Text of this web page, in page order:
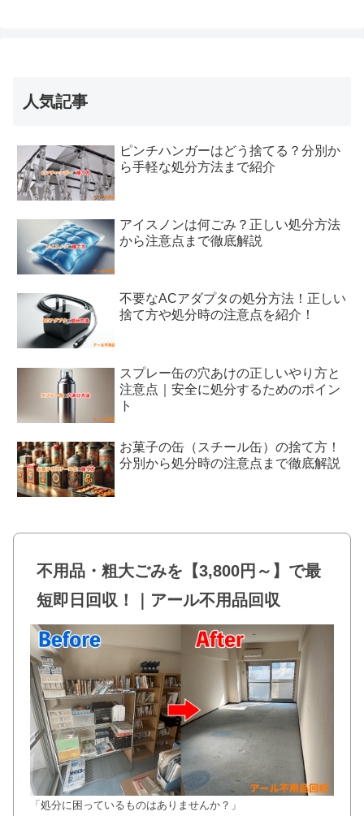
人気記事
ピンチハンガーはどう捨てる？分別か
ら手軽な処分方法まで紹介
アイスノンは何ごみ？正しい処分方法
から注意点まで徹底解説
不要なACアダプタの処分方法！正しい
捨て方や処分時の注意点を紹介！
スプレー缶の穴あけの正しいやり方と
注意点｜安全に処分するためのポイン
ト
お菓子の缶（スチール缶）の捨て方！
分別から処分時の注意点まで徹底解説
不用品・粗大ごみを【3,800円～】で最
短即日回収！｜アール不用品回収
「処分に困っているものはありませんか？」